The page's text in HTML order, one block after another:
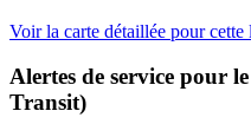
Voir la carte détaillée pour cette
Alertes de service pour
Transit)